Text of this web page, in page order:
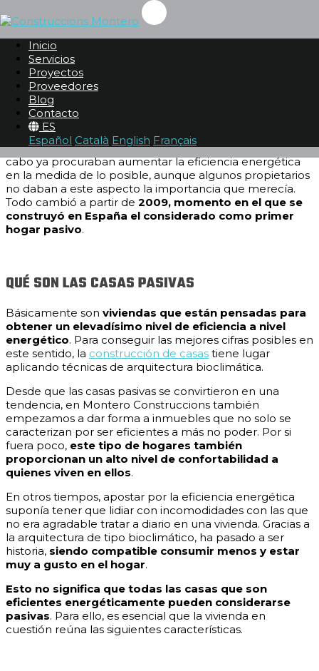
Inicio
Servicios
Proyectos
Proveedores
Blog
Contacto
ES
Español Català English Français
¿QUÉ SON LAS CASAS PASIVAS Y QUÉ VENTAJAS
TIENEN?
Blog
Hace más de 50 años, cuando empezamos nuestra
actividad, algunos de losproyectosque llevábamos a
cabo ya procuraban aumentar la eficiencia energética
en la medida de lo posible, aunque algunos propietarios
no daban a este aspecto la importancia que merecía.
Todo cambió a partir de 2009, momento en el que se
construyó en España el considerado como primer
hogar pasivo.
QUÉ SON LAS CASAS PASIVAS
Básicamente son viviendas que están pensadas para
obtener un elevadísimo nivel de eficiencia a nivel
energético. Para conseguir las mejores cifras posibles en
este sentido, la construcción de casas tiene lugar
aplicando técnicas de arquitectura bioclimática.
Desde que las casas pasivas se convirtieron en una
tendencia, en Montero Construccions también
empezamos a dar forma a inmuebles que no solo se
caracterizan por ser eficientes a más no poder. Por si
fuera poco, este tipo de hogares también
proporcionan un alto nivel de confortabilidad a
quienes viven en ellos.
En otros tiempos, apostar por la eficiencia energética
suponía tener que lidiar con incomodidades con las que
no era agradable tratar a diario en una vivienda. Gracias a
la arquitectura de tipo bioclimático, ha pasado a ser
historia, siendo compatible consumir menos y estar
muy a gusto en el hogar.
Esto no significa que todas las casas que son
eficientes energéticamente pueden considerarse
pasivas. Para ello, es esencial que la vivienda en
cuestión reúna las siguientes características.